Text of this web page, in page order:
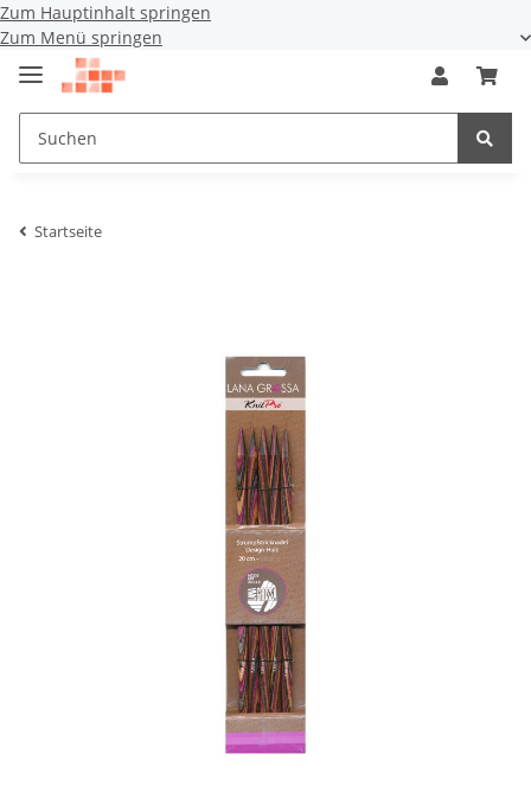
Zum Hauptinhalt springen
Zum Menü springen
Startseite